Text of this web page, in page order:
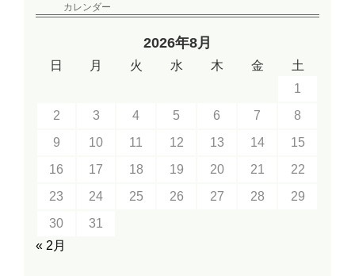
カレンダー
2026年8月
日 月 火 水 木 金
土
1
2
3 4 5 6 7
8
9
10 11 12 13 14
15
16
17 18 19 20 21
22
23
24 25 26 27 28
29
30
31
« 2月